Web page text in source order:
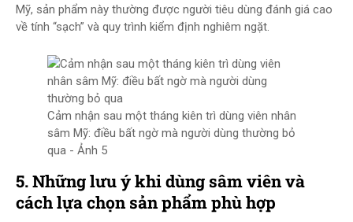
Mỹ, sản phẩm này thường được người tiêu dùng đánh giá cao
về tính “sạch” và quy trình kiểm định nghiêm ngặt.
Cảm nhận sau một tháng kiên trì dùng viên nhân
sâm Mỹ: điều bất ngờ mà người dùng thường bỏ
qua - Ảnh 5
5. Những lưu ý khi dùng sâm viên và
cách lựa chọn sản phẩm phù hợp